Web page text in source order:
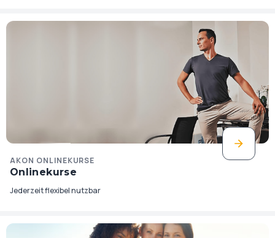
AKON ONLINEKURSE
Onlinekurse
Jederzeit flexibel nutzbar